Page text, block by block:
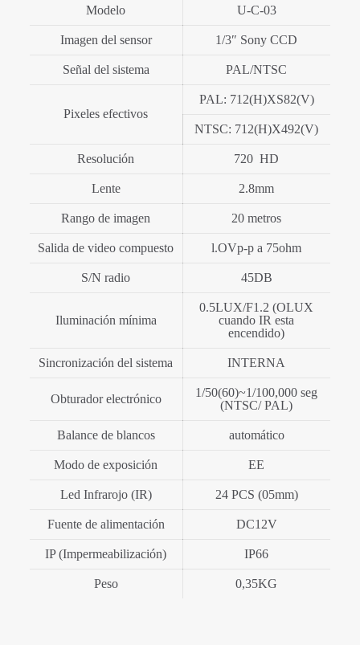
Modelo U-C-03
Imagen del sensor 1/3″ Sony CCD
Señal del sistema PAL/NTSC
Pixeles efectivos
PAL: 712(H)XS82(V)
NTSC: 712(H)X492(V)
Resolución 720 HD
Lente 2.8mm
Rango de imagen 20 metros
Salida de video compuesto l.OVp-p a 75ohm
S/N radio 45DB
Iluminación mínima
0.5LUX/F1.2 (OLUX
cuando IR esta
encendido)
Sincronización del sistema INTERNA
Obturador electrónico
1/50(60)~1/100,000 seg
(NTSC/ PAL)
Balance de blancos automático
Modo de exposición EE
Led Infrarojo (IR) 24 PCS (05mm)
Fuente de alimentación DC12V
IP (Impermeabilización) IP66
Peso 0,35KG